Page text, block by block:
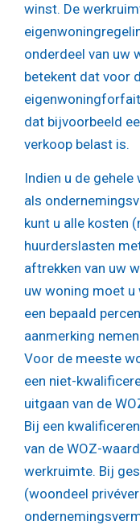
winst. De
onderdeel van uw
betekent dat voor
dat bijvoorbeeld
verkoop belast is.
Indien u de
als
kunt u alle kosten
huurderslasten
aftrekken van uw
uw woning moet
een bepaald
aanmerking nemen.
Voor de meeste
een niet-
uitgaan van de
Bij een
van de WOZ-
werkruimte. Bij
(woondeel